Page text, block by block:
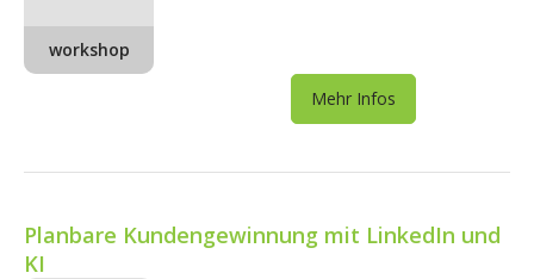
workshop
Mehr Infos
Planbare Kundengewinnung mit LinkedIn und
KI